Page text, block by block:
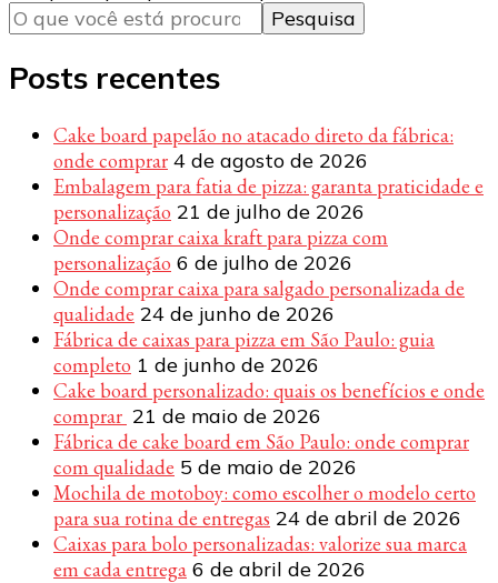
algo?
Posts recentes
Cake board papelão no atacado direto da fábrica:
onde comprar 4 de agosto de 2026
Embalagem para fatia de pizza: garanta praticidade e
personalização 21 de julho de 2026
Onde comprar caixa kraft para pizza com
personalização 6 de julho de 2026
Onde comprar caixa para salgado personalizada de
qualidade 24 de junho de 2026
Fábrica de caixas para pizza em São Paulo: guia
completo 1 de junho de 2026
Cake board personalizado: quais os benefícios e onde
comprar 21 de maio de 2026
Fábrica de cake board em São Paulo: onde comprar
com qualidade 5 de maio de 2026
Mochila de motoboy: como escolher o modelo certo
para sua rotina de entregas 24 de abril de 2026
Caixas para bolo personalizadas: valorize sua marca
em cada entrega 6 de abril de 2026